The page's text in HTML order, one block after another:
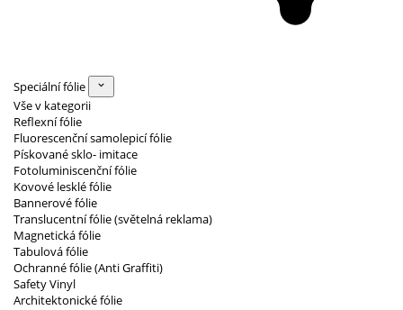
Speciální fólie
Vše v kategorii
Reflexní fólie
Fluorescenční samolepicí fólie
Pískované sklo- imitace
Fotoluminiscenční fólie
Kovové lesklé fólie
Bannerové fólie
Translucentní fólie (světelná reklama)
Magnetická fólie
Tabulová fólie
Ochranné fólie (Anti Graffiti)
Safety Vinyl
Architektonické fólie